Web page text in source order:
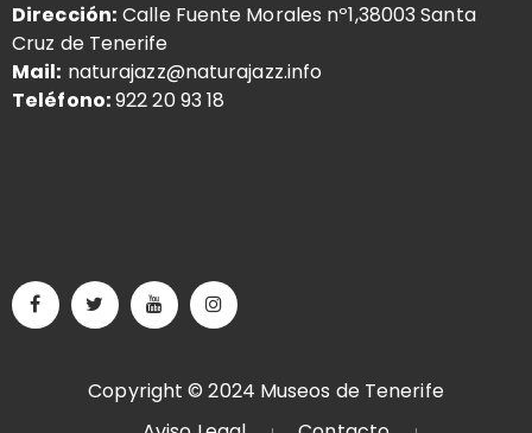
Dirección: Calle Fuente Morales nº1,38003 Santa
Cruz de Tenerife
Mail: naturajazz@naturajazz.info
Teléfono:922 20 93 18
Copyright © 2024 Museos de Tenerife